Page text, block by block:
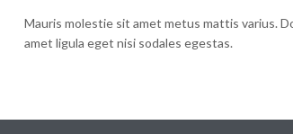
Mauris molestie sit amet metus mattis varius.
amet ligula eget nisi sodales egestas.